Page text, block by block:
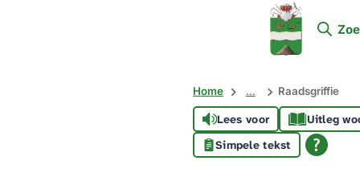
Mijn
Soest
Home ... Raadsgriffie
Lees voor
Uitleg
Simpele tekst